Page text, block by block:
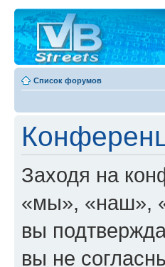
Список форумов
Заходя на
«мы», «наш»,
вы
вы не